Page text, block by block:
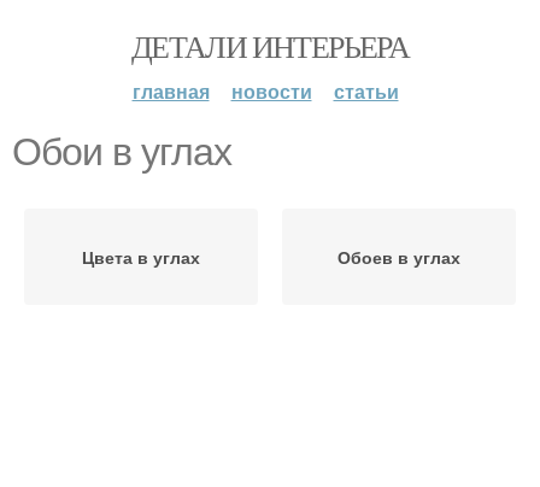
ДЕТАЛИ ИНТЕРЬЕРА
главная новости статьи
Обои в углах
Цвета в углах Обоев в углах